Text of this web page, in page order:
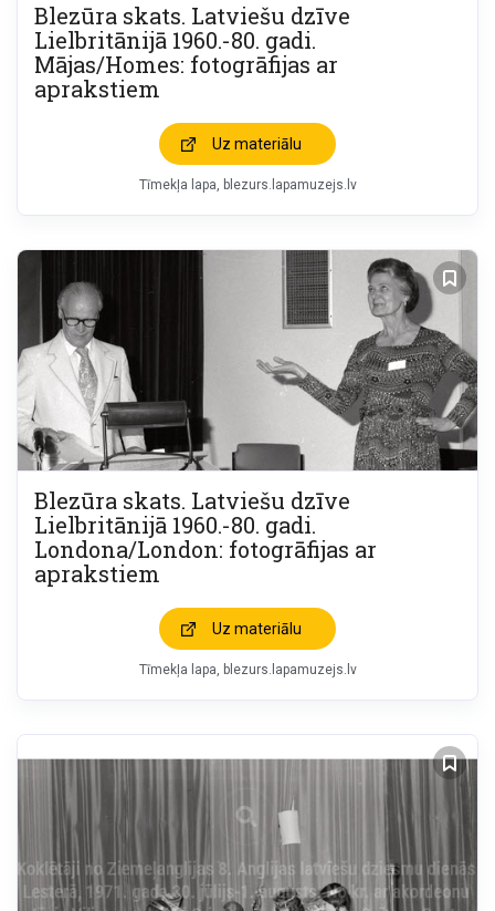
Blezūra skats. Latviešu dzīve
Lielbritānijā 1960.-80. gadi.
Mājas/Homes: fotogrāfijas ar
aprakstiem
Uz materiālu
Tīmekļa lapa blezurs.lapamuzejs.lv
Blezūra skats. Latviešu dzīve
Lielbritānijā 1960.-80. gadi.
Londona/London: fotogrāfijas ar
aprakstiem
Uz materiālu
Tīmekļa lapa blezurs.lapamuzejs.lv